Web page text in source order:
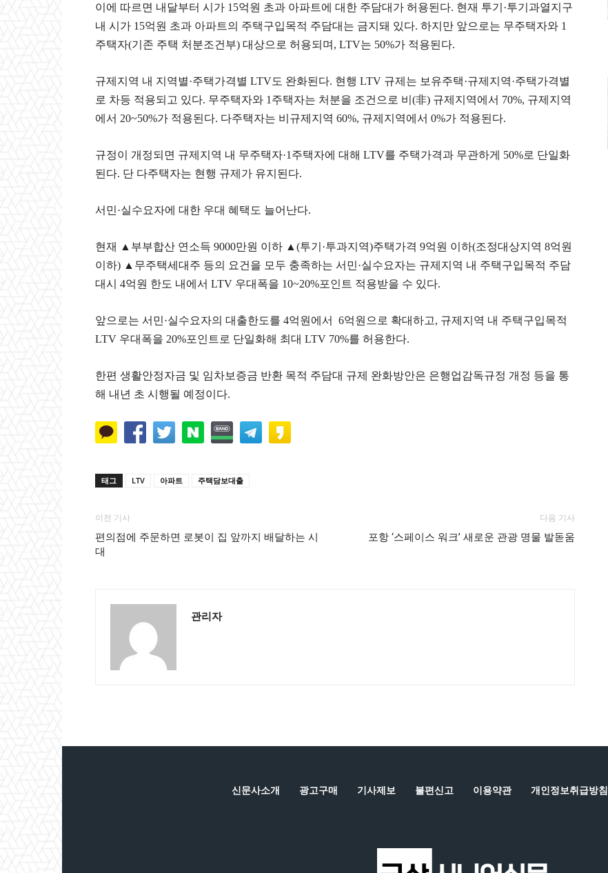
이에 따르면 내달부터 시가 15억원 초과 아파트에 대한 주담대가 허용된다. 현재 투기·투기과열지구
내 시가 15억원 초과 아파트의 주택구입목적 주담대는 금지돼 있다. 하지만 앞으로는 무주택자와 1
주택자(기존 주택 처분조건부) 대상으로 허용되며, LTV는 50%가 적용된다.
규제지역 내 지역별·주택가격별 LTV도 완화된다. 현행 LTV 규제는 보유주택·규제지역·주택가격별
로 차등 적용되고 있다. 무주택자와 1주택자는 처분을 조건으로 비(非) 규제지역에서 70%, 규제지역
에서 20~50%가 적용된다. 다주택자는 비규제지역 60%, 규제지역에서 0%가 적용된다.
규정이 개정되면 규제지역 내 무주택자·1주택자에 대해 LTV를 주택가격과 무관하게 50%로 단일화
된다. 단 다주택자는 현행 규제가 유지된다.
서민·실수요자에 대한 우대 혜택도 늘어난다.
현재 ▲부부합산 연소득 9000만원 이하 ▲(투기·투과지역)주택가격 9억원 이하(조정대상지역 8억원
이하) ▲무주택세대주 등의 요건을 모두 충족하는 서민·실수요자는 규제지역 내 주택구입목적 주담
대시 4억원 한도 내에서 LTV 우대폭을 10~20%포인트 적용받을 수 있다.
앞으로는 서민·실수요자의 대출한도를 4억원에서 6억원으로 확대하고, 규제지역 내 주택구입목적
LTV 우대폭을 20%포인트로 단일화해 최대 LTV 70%를 허용한다.
한편 생활안정자금 및 임차보증금 반환 목적 주담대 규제 완화방안은 은행업감독규정 개정 등을 통
해 내년 초 시행될 예정이다.
태그 LTV 아파트 주택담보대출
이전 기사
편의점에 주문하면 로봇이 집 앞까지 배달하는 시
대
다음 기사
포항 ‘스페이스 워크’ 새로운 관광 명물 발돋움
관리자
신문사소개 광고구매 기사제보 불편신고 이용약관 개인정보취급방침